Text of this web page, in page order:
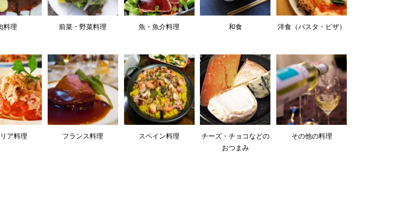
料理 前菜・野菜料理 魚・魚介料理 和食 洋食（パスタ・ピザ）
ア料理 フランス料理 スペイン料理
チーズ・チョコなどの
おつまみ
その他の料理